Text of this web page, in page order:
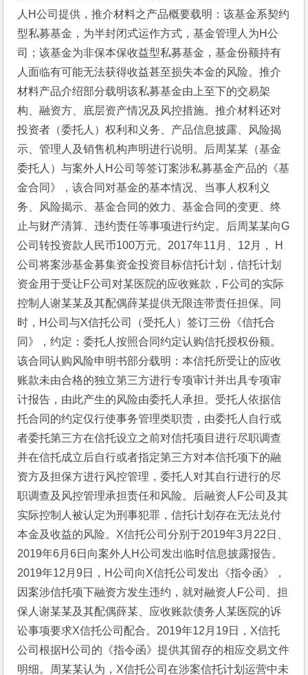
人H公司提供，推介材料之产品概要载明：该基金系契约
型私募基金，为半封闭式运作方式，基金管理人为H公
司；该基金为非保本保收益型私募基金，基金份额持有
人面临有可能无法获得收益甚至损失本金的风险。推介
材料产品介绍部分载明该私募基金由上至下的交易架
构、融资方、底层资产情况及风控措施。推介材料还对
投资者（委托人）权利和义务、产品信息披露、风险揭
示、管理人及销售机构声明进行说明。后周某某（基金
委托人）与案外人H公司等签订案涉私募基金产品的《基
金合同》，该合同对基金的基本情况、当事人权利义
务、风险揭示、基金合同的效力、基金合同的变更、终
止与财产清算、违约责任等事项进行约定。后周某某向G
公司转投资款人民币100万元。2017年11月、12月， H
公司将案涉基金募集资金投资目标信托计划，信托计划
资金用于受让F公司对某医院的应收账款，F公司的实际
控制人谢某某及其配偶薛某提供无限连带责任担保。同
时，H公司与X信托公司（受托人）签订三份《信托合
同》，约定：委托人按照合同约定认购信托授权份额。
该合同认购风险申明书部分载明：本信托所受让的应收
账款未由合格的独立第三方进行专项审计并出具专项审
计报告，由此产生的风险由委托人承担。受托人依据信
托合同的约定仅行使事务管理类职责，由委托人自行或
者委托第三方在信托设立之前对信托项目进行尽职调查
并在信托成立后自行或者指定第三方对本信托项下的融
资方及担保方进行风控管理，委托人对其自行进行的尽
职调查及风控管理承担责任和风险。后融资人F公司及其
实际控制人被认定为刑事犯罪，信托计划存在无法兑付
本金及收益的风险。X信托公司分别于2019年3月22日、
2019年6月6日向案外人H公司发出临时信息披露报告。
2019年12月9日，H公司向X信托公司发出《指令函》，
因案涉信托项下融资方发生违约，就对融资人F公司、担
保人谢某某及其配偶薛某、应收账款债务人某医院的诉
讼事项要求X信托公司配合。2019年12月19日，X信托
公司根据H公司的《指令函》提供其留存的相应交易文件
明细。周某某认为，X信托公司在涉案信托计划运营中未